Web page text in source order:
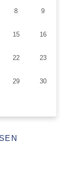
8 9
15 16
22 23
29 30